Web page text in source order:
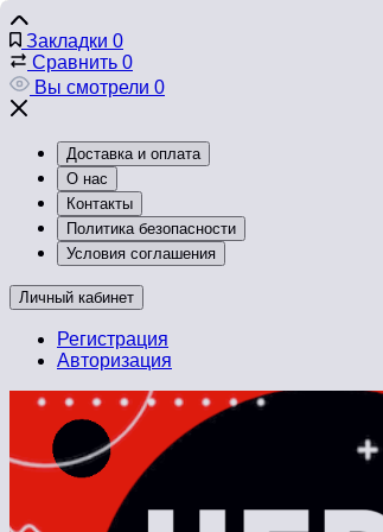
Закладки 0
Сравнить 0
Вы смотрели 0
Доставка и оплата
О нас
Контакты
Политика безопасности
Условия соглашения
Личный кабинет
Регистрация
Авторизация